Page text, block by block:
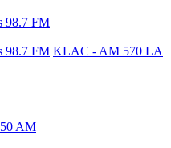
98.7 FM
98.7 FM KLAC - AM 570 LA
AM